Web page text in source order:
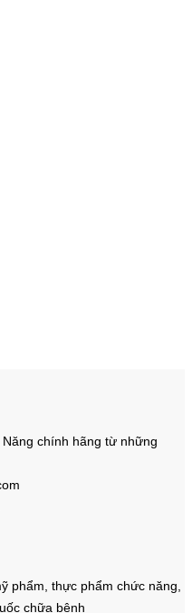
chính hãng từ những
phẩm, thực phẩm chức năng,
chữa bệnh